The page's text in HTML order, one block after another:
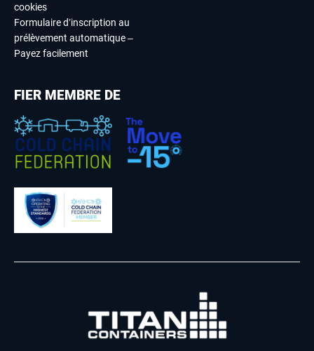
cookies
Formulaire d’inscription au
prélèvement automatique –
Payez facilement
FIER MEMBRE DE